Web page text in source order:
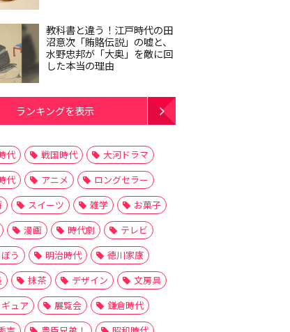
教科書と違う！江戸時代の田
沼意次「賄賂伝説」の嘘と、
水野忠邦が「大奥」を敵に回
した本当の理由
ランキングを表示
代 戦国時代
大河ドラマ
代
アニメ
ロングセラー
スイーツ 雑学
お菓子
漫画 時代劇
テレビ
う
明治時代
徳川家康
抹茶 デザイン
文房具
ュア
展覧会
鎌倉時代